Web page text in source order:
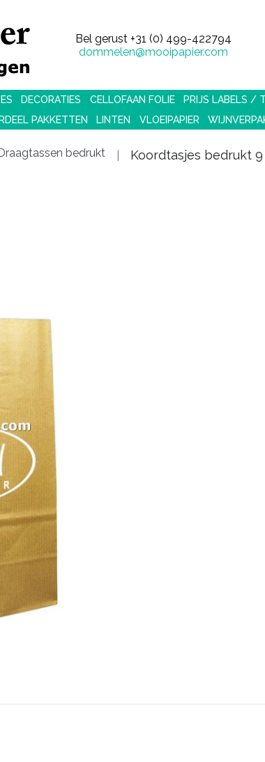
Bel gerust +31 (0) 499-422794
dommelen@mooipapier.com
DECORATIES CELLOFAAN FOLIE PRIJS LABELS /
PAKKETTEN LINTEN VLOEIPAPIER
bedrukt Koordtasjes bedrukt 9